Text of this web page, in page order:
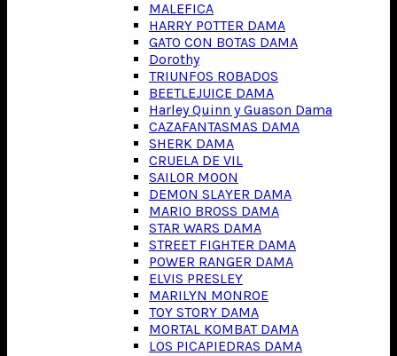
MALEFICA
HARRY POTTER DAMA
GATO CON BOTAS DAMA
Dorothy
TRIUNFOS ROBADOS
BEETLEJUICE DAMA
Harley Quinn y Guason Dama
CAZAFANTASMAS DAMA
SHERK DAMA
CRUELA DE VIL
SAILOR MOON
DEMON SLAYER DAMA
MARIO BROSS DAMA
STAR WARS DAMA
STREET FIGHTER DAMA
POWER RANGER DAMA
ELVIS PRESLEY
MARILYN MONROE
TOY STORY DAMA
MORTAL KOMBAT DAMA
LOS PICAPIEDRAS DAMA